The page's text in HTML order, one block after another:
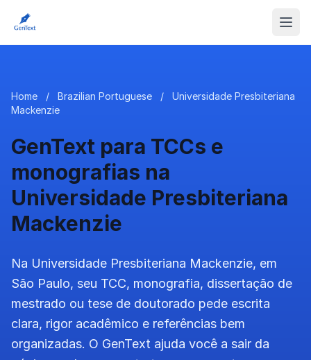
Home / Brazilian Portuguese /
Universidade Presbiteriana
Mackenzie
GenText para TCCs e
monografias na
Universidade Presbiteriana
Mackenzie
Na Universidade Presbiteriana Mackenzie, em
São Paulo, seu TCC, monografia, dissertação de
mestrado ou tese de doutorado pede escrita
clara, rigor acadêmico e referências bem
organizadas. O GenText ajuda você a sair da